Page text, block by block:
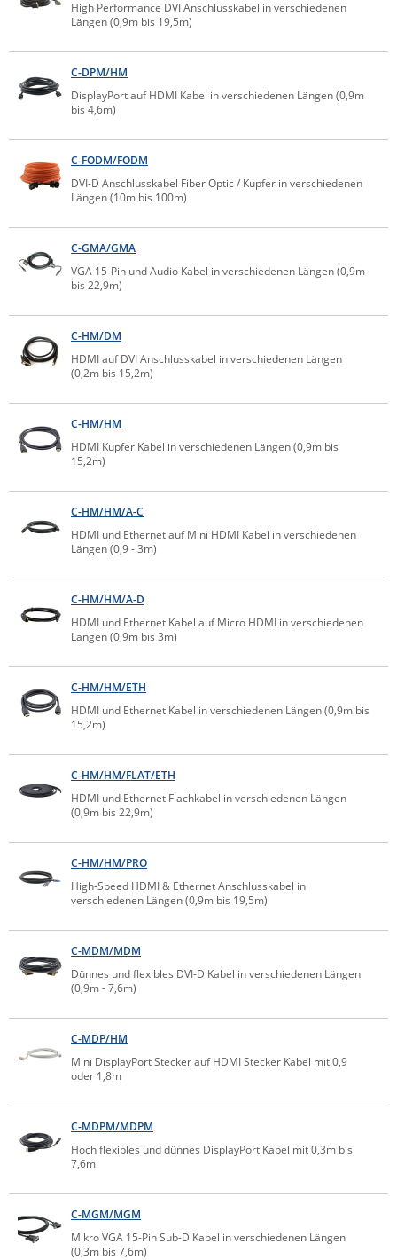
Energiemessung
Energieverteilung
Datenlogger
Remote I/O
IPC, Industrielle Netzwerktechnik & WLAN
Industrielle Netzwerktechnik / Kommunikation
Industrielle Computer
IT Netzwerktechnik / Kommunikation
Sonstige
Comet System
CompleTech
Contemporary Controls
Digi
Eaton
Elsys
Enginko - mcf88
Gefen
Gude
High Sec Labs
HW group
IEC Lock
Ihse
Kramer Electronics
KVM TEC
Milesight
Panorama Antennas
PatchSee
Power Kingdom
Poynting
Riello UPS
Server Technology
SIRIO Antenne
Sunbird
Tactical Software
TEKTELIC
Teltonika
Unwired Networks
WATTECO
Westermo
ZPE Systems
High Performance DVI Anschlusskabel in verschiedenen
Längen (0,9m bis 19,5m)
C-DPM/HM
DisplayPort auf HDMI Kabel in verschiedenen Längen (0,9m
bis 4,6m)
C-FODM/FODM
DVI-D Anschlusskabel Fiber Optic / Kupfer in verschiedenen
Längen (10m bis 100m)
C-GMA/GMA
VGA 15-Pin und Audio Kabel in verschiedenen Längen (0,9m
bis 22,9m)
C-HM/DM
HDMI auf DVI Anschlusskabel in verschiedenen Längen
(0,2m bis 15,2m)
C-HM/HM
HDMI Kupfer Kabel in verschiedenen Längen (0,9m bis
15,2m)
C-HM/HM/A-C
HDMI und Ethernet auf Mini HDMI Kabel in verschiedenen
Längen (0,9 - 3m)
C-HM/HM/A-D
HDMI und Ethernet Kabel auf Micro HDMI in verschiedenen
Längen (0,9m bis 3m)
C-HM/HM/ETH
HDMI und Ethernet Kabel in verschiedenen Längen (0,9m bis
15,2m)
C-HM/HM/FLAT/ETH
HDMI und Ethernet Flachkabel in verschiedenen Längen
(0,9m bis 22,9m)
C-HM/HM/PRO
High-Speed HDMI & Ethernet Anschlusskabel in
verschiedenen Längen (0,9m bis 19,5m)
C-MDM/MDM
Dünnes und flexibles DVI-D Kabel in verschiedenen Längen
(0,9m - 7,6m)
C-MDP/HM
Mini DisplayPort Stecker auf HDMI Stecker Kabel mit 0,9
oder 1,8m
C-MDPM/MDPM
Hoch flexibles und dünnes DisplayPort Kabel mit 0,3m bis
7,6m
C-MGM/MGM
Mikro VGA 15-Pin Sub-D Kabel in verschiedenen Längen
(0,3m bis 7,6m)